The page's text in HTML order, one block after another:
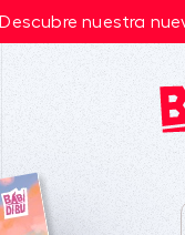
Descubre nuestra